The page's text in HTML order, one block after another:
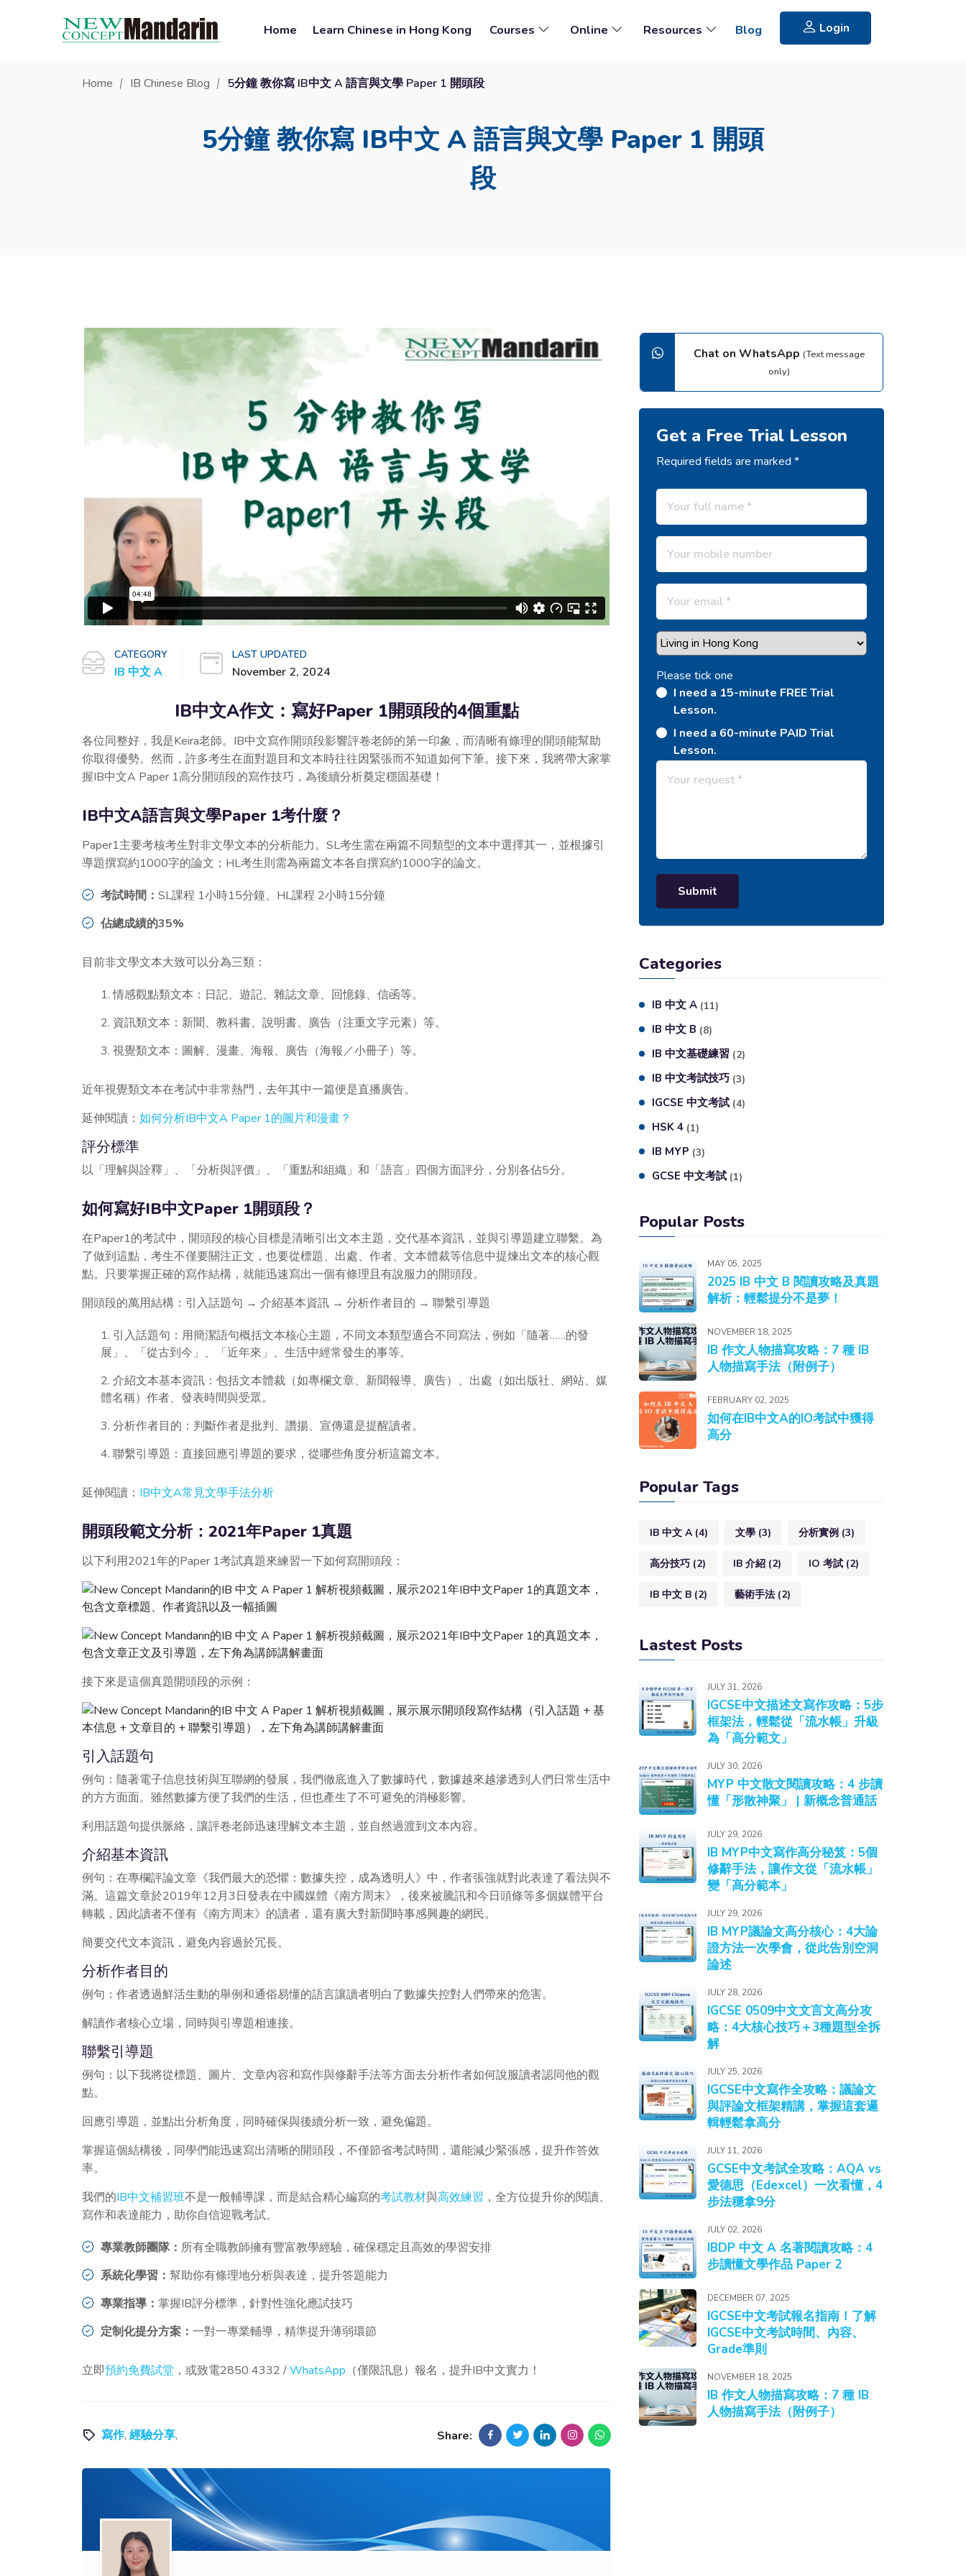
Home Learn Chinese in Hong Kong Courses Online Resources Blog Login
Home IB Chinese Blog 5分鐘 教你寫 IB中文 A 語言與文學 Paper 1 開頭段
5分鐘 教你寫 IB中文 A 語言與文學 Paper 1 開頭
段
CATEGORY
IB 中文 A
LAST UPDATED
November 2, 2024
IB中文A作文：寫好Paper 1開頭段的4個重點
各位同整好，我是Keira老師。IB中文寫作開頭段影響評卷老師的第一印象，而清晰有條理的開頭能幫助
你取得優勢。然而，許多考生在面對題目和文本時往往因緊張而不知道如何下筆。接下來，我將帶大家掌
握IB中文A Paper 1高分開頭段的寫作技巧，為後續分析奠定穩固基礎！
IB中文A語言與文學Paper 1考什麼？
Paper1主要考核考生對非文學文本的分析能力。SL考生需在兩篇不同類型的文本中選擇其一，並根據引
導題撰寫約1000字的論文；HL考生則需為兩篇文本各自撰寫約1000字的論文。
考試時間： SL課程 1小時15分鐘、HL課程 2小時15分鐘
佔總成績的35%
目前非文學文本大致可以分為三類：
1. 情感觀點類文本：日記、遊記、雜誌文章、回憶錄、信函等。
2. 資訊類文本：新聞、教科書、說明書、廣告（注重文字元素）等。
3. 視覺類文本：圖解、漫畫、海報、廣告（海報／小冊子）等。
近年視覺類文本在考試中非常熱門，去年其中一篇便是直播廣告。
延伸閱讀： 如何分析IB中文A Paper 1的圖片和漫畫？
評分標準
以「理解與詮釋」、「分析與評價」、「重點和組織」和「語言」四個方面評分，分別各佔5分。
如何寫好IB中文Paper 1開頭段？
在Paper1的考試中，開頭段的核心目標是清晰引出文本主題，交代基本資訊，並與引導題建立聯繫。為
了做到這點，考生不僅要關注正文，也要從標題、出處、作者、文本體裁等信息中提煉出文本的核心觀
點。只要掌握正確的寫作結構，就能迅速寫出一個有條理且有說服力的開頭段。
開頭段的萬用結構：引入話題句 → 介紹基本資訊 → 分析作者目的 → 聯繫引導題
1. 引入話題句：用簡潔語句概括文本核心主題，不同文本類型適合不同寫法，例如「隨著……的發
展」、「從古到今」、「近年來」、生活中經常發生的事等。
2. 介紹文本基本資訊：包括文本體裁（如專欄文章、新聞報導、廣告）、出處（如出版社、網站、媒
體名稱）作者、發表時間與受眾。
3. 分析作者目的：判斷作者是批判、讚揚、宣傳還是提醒讀者。
4. 聯繫引導題：直接回應引導題的要求，從哪些角度分析這篇文本。
延伸閱讀： IB中文A常見文學手法分析
開頭段範文分析：2021年Paper 1真題
以下利用2021年的Paper 1考試真題來練習一下如何寫開頭段：
接下來是這個真題開頭段的示例：
引入話題句
例句：隨著電子信息技術與互聯網的發展，我們徹底進入了數據時代，數據越來越滲透到人們日常生活中
的方方面面。雖然數據方便了我們的生活，但也產生了不可避免的消極影響。
利用話題句提供脈絡，讓評卷老師迅速理解文本主題，並自然過渡到文本內容。
介紹基本資訊
例句：在專欄評論文章《我們最大的恐懼：數據失控，成為透明人》中，作者張強就對此表達了看法與不
滿。這篇文章於2019年12月3日發表在中國媒體《南方周末》，後來被騰訊和今日頭條等多個媒體平台
轉載，因此讀者不僅有《南方周末》的讀者，還有廣大對新聞時事感興趣的網民。
簡要交代文本資訊，避免內容過於冗長。
分析作者目的
例句：作者透過鮮活生動的舉例和通俗易懂的語言讓讀者明白了數據失控對人們帶來的危害。
解讀作者核心立場，同時與引導題相連接。
聯繫引導題
例句：以下我將從標題、圖片、文章內容和寫作與修辭手法等方面去分析作者如何說服讀者認同他的觀
點。
回應引導題，並點出分析角度，同時確保與後續分析一致，避免偏題。
掌握這個結構後，同學們能迅速寫出清晰的開頭段，不僅節省考試時間，還能減少緊張感，提升作答效
率。
我們的IB中文補習班不是一般輔導課，而是結合精心編寫的考試教材與高效練習 ，全方位提升你的閱讀、
寫作和表達能力，助你自信迎戰考試。
專業教師團隊： 所有全職教師擁有豐富教學經驗，確保穩定且高效的學習安排
系統化學習： 幫助你有條理地分析與表達，提升答題能力
專業指導： 掌握IB評分標準，針對性強化應試技巧
定制化提分方案： 一對一專業輔導，精準提升薄弱環節
立即預約免費試堂 ，或致電2850 4332 /WhatsApp （僅限訊息）報名，提升IB中文實力！
寫作, 經驗分享, Share:
Chat on WhatsApp (Text message
only)
Get a Free Trial Lesson
Required fields are marked *
Please tick one
I need a 15-minute FREE Trial
Lesson.
I need a 60-minute PAID Trial
Lesson.
Submit
Categories
IB 中文 A (11)
IB 中文 B (8)
IB 中文基礎練習 (2)
IB 中文考試技巧 (3)
IGCSE 中文考試 (4)
HSK 4 (1)
IB MYP (3)
GCSE 中文考試 (1)
Popular Posts
MAY 05, 2025
2025 IB 中文 B 閱讀攻略及真題
解析：輕鬆提分不是夢！
NOVEMBER 18, 2025
IB 作文人物描寫攻略：7 種 IB
人物描寫手法（附例子）
FEBRUARY 02, 2025
如何在IB中文A的IO考試中獲得
高分
Popular Tags
IB 中文 A (4) 文學 (3) 分析實例 (3)
高分技巧 (2) IB 介紹 (2) IO 考試 (2)
IB 中文 B (2) 藝術手法 (2)
Lastest Posts
JULY 31, 2026
IGCSE中文描述文寫作攻略：5步
框架法，輕鬆從「流水帳」升級
為「高分範文」
JULY 30, 2026
MYP 中文散文閱讀攻略：4 步讀
懂「形散神聚」 | 新概念普通話
JULY 29, 2026
IB MYP中文寫作高分秘笈：5個
修辭手法，讓作文從「流水帳」
變「高分範本」
JULY 29, 2026
IB MYP議論文高分核心：4大論
證方法一次學會，從此告別空洞
論述
JULY 28, 2026
IGCSE 0509中文文言文高分攻
略：4大核心技巧＋3種題型全拆
解
JULY 25, 2026
IGCSE中文寫作全攻略：議論文
與評論文框架精講，掌握這套邏
輯輕鬆拿高分
JULY 11, 2026
GCSE中文考試全攻略：AQA vs
愛德思（Edexcel）一次看懂，4
步法穩拿9分
JULY 02, 2026
IBDP 中文 A 名著閱讀攻略：4
步讀懂文學作品 Paper 2
DECEMBER 07, 2025
IGCSE中文考試報名指南！了解
IGCSE中文考試時間、內容、
Grade準則
NOVEMBER 18, 2025
IB 作文人物描寫攻略：7 種 IB
人物描寫手法（附例子）